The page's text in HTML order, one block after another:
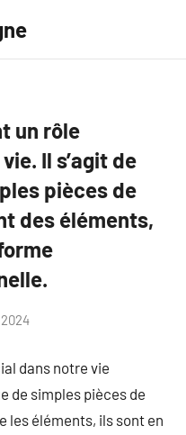
un rôle
Il s’agit de
pièces de
des éléments,
dans notre vie
de simples pièces de
les éléments, ils sont en